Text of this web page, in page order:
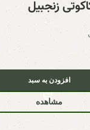
زنجبیل
افزودن به سبد
مشاهده